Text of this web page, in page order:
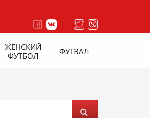
ЖЕНСКИЙ
ФУТБОЛ
ФУТЗАЛ